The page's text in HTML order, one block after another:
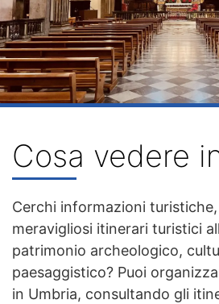
Cosa vedere
Cerchi informazioni
meravigliosi itinerari turistici
patrimonio archeologico,
paesaggistico? Puoi
in Umbria, consultando gli